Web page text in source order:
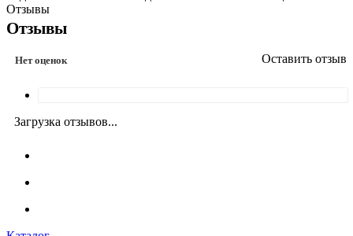
Отзывы
Отзывы
Нет оценок Оставить отзыв
Загрузка отзывов...